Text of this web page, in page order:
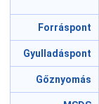
Forráspont
Gyulladáspont
Gőznyomás